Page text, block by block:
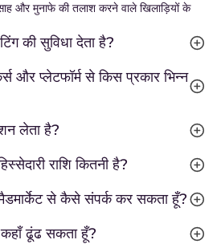
और मुनाफे की तलाश करने वाले खिलाड़ियों के
की सुविधा देता है?
और प्लेटफॉर्म से किस प्रकार भिन्न
लेता है?
राशि कितनी है?
से कैसे संपर्क कर सकता हूँ?
ढूंढ सकता हूँ?